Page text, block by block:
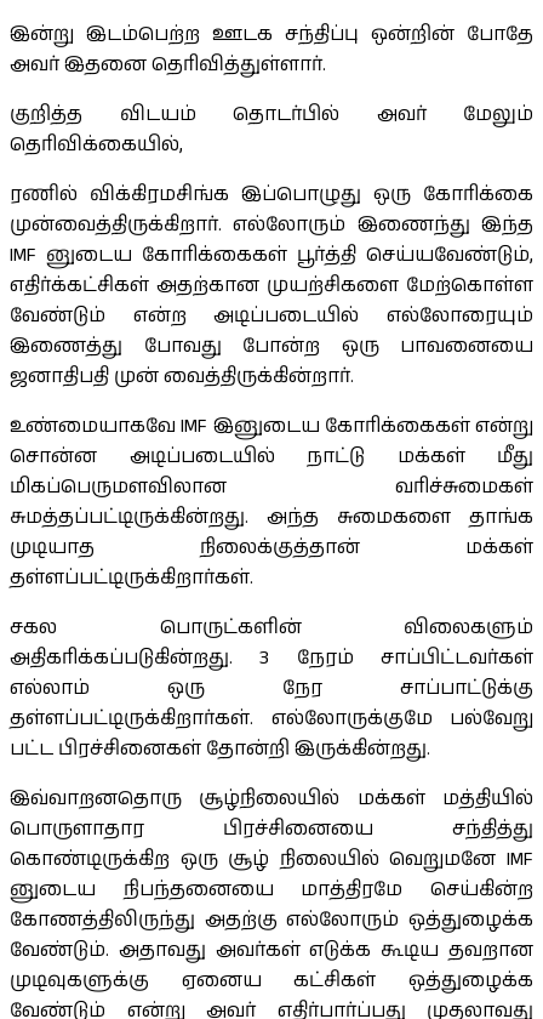
இன்று இடம்பெற்ற ஊடக சந்திப்பு ஒன்றின் போதே
அவர் இதனை தெரிவித்துள்ளார்.
குறித்த விடயம் தொடர்பில் அவர் மேலும்
தெரிவிக்கையில்,
ரணில் விக்கிரமசிங்க இப்பொழுது ஒரு கோரிக்கை
முன்வைத்திருக்கிறார். எல்லோரும் இணைந்து இந்த
IMF னுடைய கோரிக்கைகள் பூர்த்தி செய்யவேண்டும்,
எதிர்க்கட்சிகள் அதற்கான முயற்சிகளை மேற்கொள்ள
வேண்டும் என்ற அடிப்படையில் எல்லோரையும்
இணைத்து போவது போன்ற ஒரு பாவனையை
ஜனாதிபதி முன் வைத்திருக்கின்றார்.
உண்மையாகவே IMF இனுடைய கோரிக்கைகள் என்று
சொன்ன அடிப்படையில் நாட்டு மக்கள் மீது
மிகப்பெருமளவிலான வரிச்சுமைகள்
சுமத்தப்பட்டிருக்கின்றது. அந்த சுமைகளை தாங்க
முடியாத நிலைக்குத்தான் மக்கள்
தள்ளப்பட்டிருக்கிறார்கள்.
சகல பொருட்களின் விலைகளும்
அதிகரிக்கப்படுகின்றது. 3 நேரம் சாப்பிட்டவர்கள்
எல்லாம் ஒரு நேர சாப்பாட்டுக்கு
தள்ளப்பட்டிருக்கிறார்கள். எல்லோருக்குமே பல்வேறு
பட்ட பிரச்சினைகள் தோன்றி இருக்கின்றது.
இவ்வாறனதொரு சூழ்நிலையில் மக்கள் மத்தியில்
பொருளாதார பிரச்சினையை சந்தித்து
கொண்டிருக்கிற ஒரு சூழ் நிலையில் வெறுமனே IMF
னுடைய நிபந்தனையை மாத்திரமே செய்கின்ற
கோணத்திலிருந்து அதற்கு எல்லோரும் ஒத்துழைக்க
வேண்டும். அதாவது அவர்கள் எடுக்க கூடிய தவறான
முடிவுகளுக்கு ஏனைய கட்சிகள் ஒத்துழைக்க
வேண்டும் என்று அவர் எதிர்பார்ப்பது முதலாவது